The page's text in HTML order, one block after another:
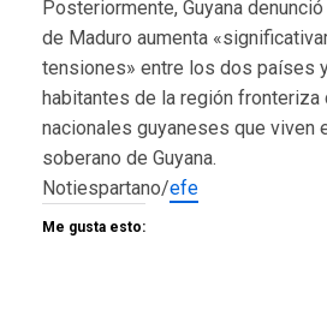
Posteriormente, Guyana
de Maduro aumenta
tensiones» entre los dos países
habitantes de la región fronteriza
nacionales guyaneses que viven
soberano de Guyana.
Notiespartano/efe
Me gusta esto: